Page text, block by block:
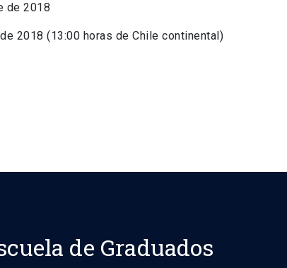
de 2018
2018 (13:00 horas de Chile continental)
de Graduados